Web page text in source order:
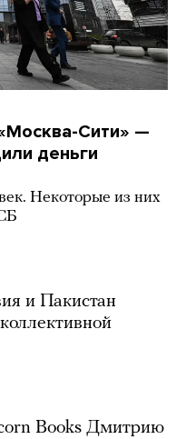
Сити» —
деньги
Некоторые из них
и Пакистан
Books Дмитрию